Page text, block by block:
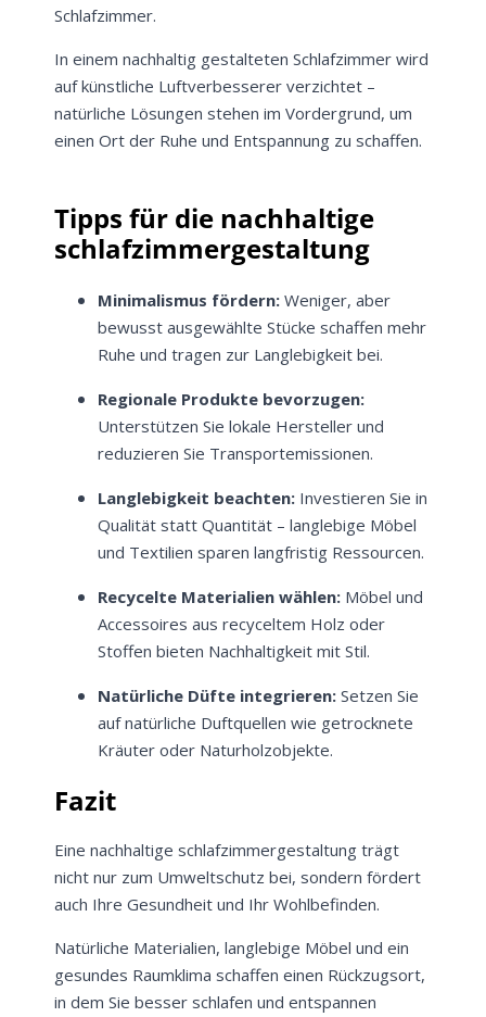
Schlafzimmer.
In einem nachhaltig gestalteten Schlafzimmer wird
auf künstliche Luftverbesserer verzichtet –
natürliche Lösungen stehen im Vordergrund, um
einen Ort der Ruhe und Entspannung zu schaffen.
Tipps für die nachhaltige
schlafzimmergestaltung
Minimalismus fördern: Weniger, aber
bewusst ausgewählte Stücke schaffen mehr
Ruhe und tragen zur Langlebigkeit bei.
Regionale Produkte bevorzugen:
Unterstützen Sie lokale Hersteller und
reduzieren Sie Transportemissionen.
Langlebigkeit beachten: Investieren Sie in
Qualität statt Quantität – langlebige Möbel
und Textilien sparen langfristig Ressourcen.
Recycelte Materialien wählen: Möbel und
Accessoires aus recyceltem Holz oder
Stoffen bieten Nachhaltigkeit mit Stil.
Natürliche Düfte integrieren: Setzen Sie
auf natürliche Duftquellen wie getrocknete
Kräuter oder Naturholzobjekte.
Fazit
Eine nachhaltige schlafzimmergestaltung trägt
nicht nur zum Umweltschutz bei, sondern fördert
auch Ihre Gesundheit und Ihr Wohlbefinden.
Natürliche Materialien, langlebige Möbel und ein
gesundes Raumklima schaffen einen Rückzugsort,
in dem Sie besser schlafen und entspannen
Jetzt5% Rabatt
Bleiben Sie auf dem Laufenden über
Neuigkeiten und Angebote.